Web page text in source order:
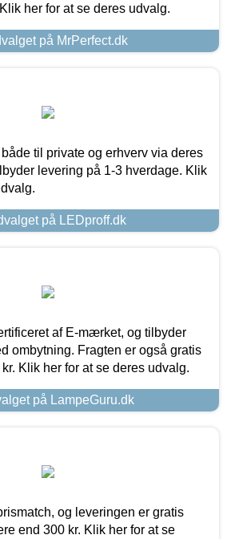
her for at se deres udvalg.
på MrPerfect.dk
til private og erhverv via deres
levering på 1-3 hverdage. Klik
på LEDproff.dk
af E-mærket, og tilbyder
ombytning. Fragten er også gratis
Klik her for at se deres udvalg.
på LampeGuru.dk
og leveringen er gratis
end 300 kr. Klik her for at se